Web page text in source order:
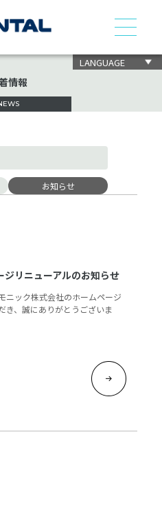
LANGUAGE
情報
お知らせ
ジリニューアルのお知らせ
ニック株式会社のホームページ
き、誠にありがとうございま